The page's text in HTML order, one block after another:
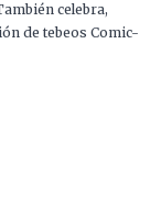
celebra,
de tebeos Comic-